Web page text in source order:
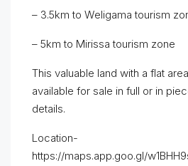
– 3.5km to Weligama tourism
– 5km to Mirissa tourism zone
This valuable land with a flat
available for sale in full or in
details.
Location-
https://maps.app.goo.gl/